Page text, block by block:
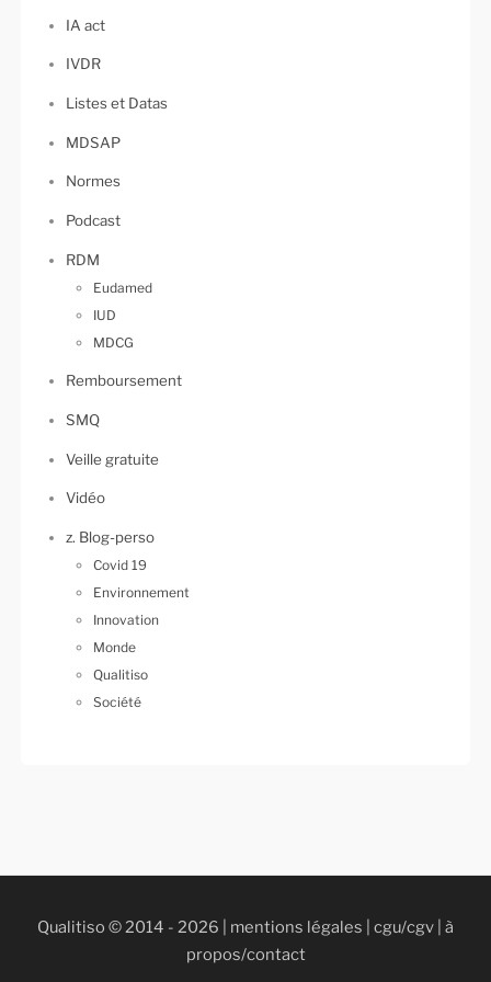
IA act
IVDR
Listes et Datas
MDSAP
Normes
Podcast
RDM
Eudamed
IUD
MDCG
Remboursement
SMQ
Veille gratuite
Vidéo
z. Blog-perso
Covid 19
Environnement
Innovation
Monde
Qualitiso
Société
Qualitiso © 2014 - 2026 | mentions légales cgu/cgv à
propos/contact